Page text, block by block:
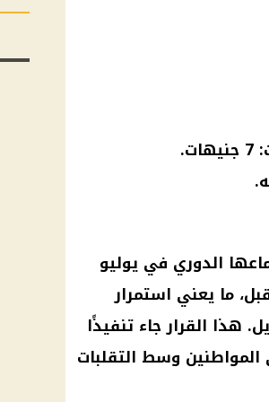
الدوري في يوليو
ما يعني استمرار
هذا القرار جاء تنفيذًا
وسط التقلبات